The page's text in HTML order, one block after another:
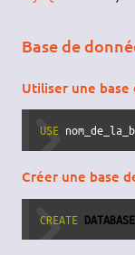
Base de
Utiliser une base
USE
Créer une base
CREATE DATABASE